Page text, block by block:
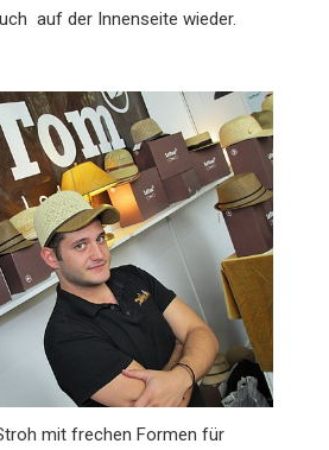
auf der Innenseite wieder.
mit frechen Formen für